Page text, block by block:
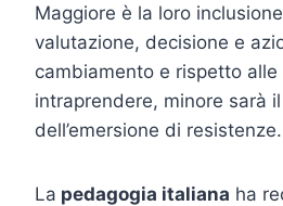
Maggiore è la loro
valutazione, decisione e
cambiamento e rispetto alle
intraprendere, minore sarà
dell’emersione di resistenze.
La pedagogia italiana ha